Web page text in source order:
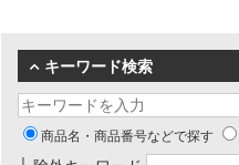
キーワード検索
商品名・商品番号などで探す